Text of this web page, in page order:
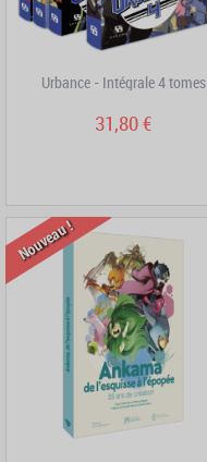
Urbance - Intégrale 4 tomes
31,80 €
Nouveau !